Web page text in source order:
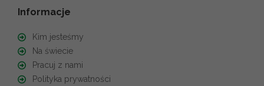
Informacje
Kim jesteśmy
Na świecie
Pracuj z nami
Polityka prywatności